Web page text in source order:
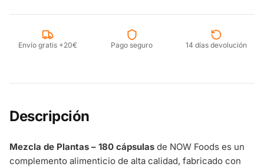
Envío gratis +20€ Pago seguro 14 días devolución
Descripción
Mezcla de Plantas – 180 cápsulas de NOW Foods es un
complemento alimenticio de alta calidad, fabricado con